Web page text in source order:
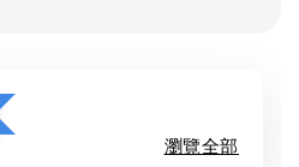
瀏覽全部